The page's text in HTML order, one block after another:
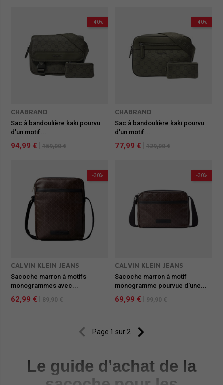
-40%
CHABRAND
Sac à bandoulière kaki pourvu
d'un motif...
94,99 € 159,00 €
-40%
CHABRAND
Sac à bandoulière kaki pourvu
d'un motif...
77,99 € 129,00 €
-30%
CALVIN KLEIN JEANS
Sacoche marron à motifs
monogrammes avec...
62,99 € 89,90 €
-30%
CALVIN KLEIN JEANS
Sacoche marron à motif
monogramme pourvue d'une...
69,99 € 99,90 €
 Page 1 sur 2 
Le guide d’achat de la